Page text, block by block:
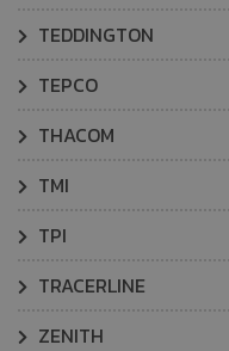
TEDDINGTON
TEPCO
THACOM
TMI
TPI
TRACERLINE
ZENITH